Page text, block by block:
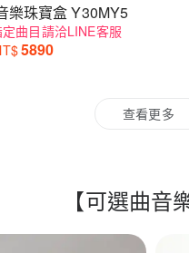
樂珠寶盒 Y30MY5
曲目請洽LINE客服
5890
查看更多
【可選曲音